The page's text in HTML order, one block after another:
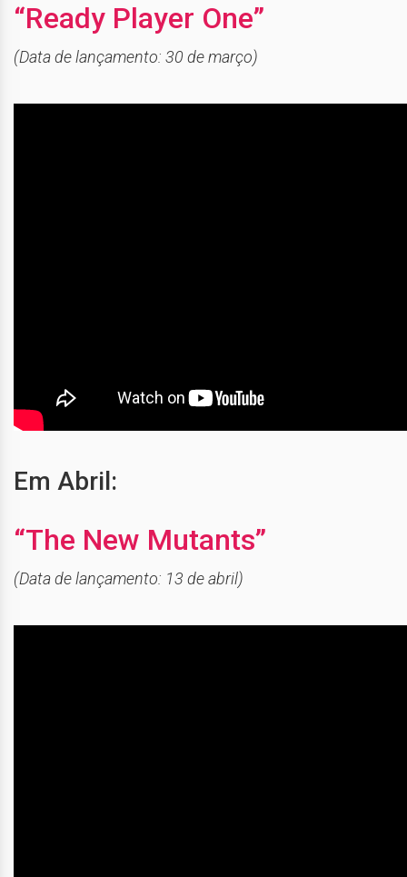
“Ready Player One”
(Data de lançamento: 30 de março)
Em Abril:
“The New Mutants”
(Data de lançamento: 13 de abril)